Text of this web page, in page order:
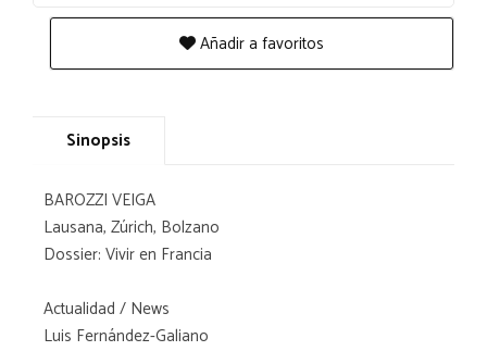
Añadir a favoritos
Sinopsis
BAROZZI VEIGA
Lausana, Zúrich, Bolzano
Dossier: Vivir en Francia
Actualidad / News
Luis Fernández-Galiano